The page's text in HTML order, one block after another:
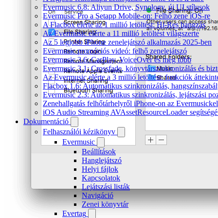
Evermusic 6.8: Aliyun Drive, Synology, új UI stílusok
Evermusic Pro a Setapp Mobile-on: Felhő zene iOS-re
A Flacbox elérte az 1 millió letöltést: Hi-Res hangzás
Az Evermusic elérte a 11 millió letöltést világszerte
Az 5 legjobb iPhone zenelejátszó alkalmazás 2025-ben
Evermusic promóciós videó: felhő zenelejátszó
Evermusic 3.6: CarPlay, VoiceOver és még több
Evermusic 3.1: Crossfade, könyvtárszinkronizálás és
Az Evermusic elérte a 3 millió letöltést: funkciók
Flacbox 1.6: Automatikus szinkronizálás,
Evermusic 2.3: Automatikus szinkronizálás, lejátszási
Zenehallgatás felhőtárhelyről iPhone-on az Evermusickel
iOS Audio Streaming AVAssetResourceLoader
Dokumentáció
Felhasználói kézikönyv
Evermusic
Beállítások
Hanglejátszó
Helyi fájlok
Kapcsolatok
Lejátszási listák
Navigáció
Zenei könyvtár
Evertag